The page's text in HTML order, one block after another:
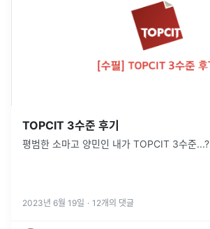
TOPCIT 3수준 후기
평범한 소마고 양민인 내가 TOPCIT 3수준...?
2023년 6월 19일 · 12개의 댓글